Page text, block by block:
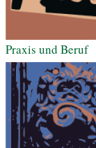
Praxis und Beruf